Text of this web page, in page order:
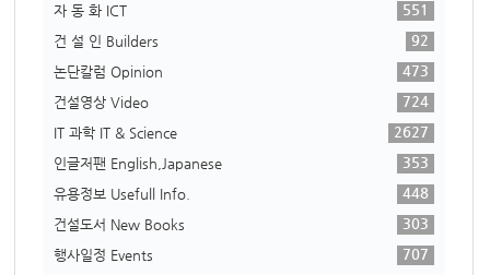
자 동 화 ICT
551
건 설 인 Builders
92
논단칼럼 Opinion
473
건설영상 Video
724
IT 과학 IT & Science
2627
인글저팬 English,Japanese
353
유용정보 Usefull Info.
448
건설도서 New Books
303
행사일정 Events
707